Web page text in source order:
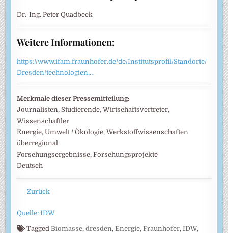
Dr.-Ing. Peter Quadbeck
Weitere Informationen:
https://www.ifam.fraunhofer.de/de/Institutsprofil/Standorte/
Dresden/technologien…
Merkmale dieser Pressemitteilung:
Journalisten, Studierende, Wirtschaftsvertreter,
Wissenschaftler
Energie, Umwelt / Ökologie, Werkstoffwissenschaften
überregional
Forschungsergebnisse, Forschungsprojekte
Deutsch
Zurück
Quelle: IDW
Tagged Biomasse,dresden,Energie,Fraunhofer,IDW,